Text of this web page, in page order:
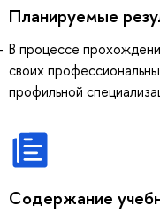
Планируемые
В процессе
своих
профильной
Содержание